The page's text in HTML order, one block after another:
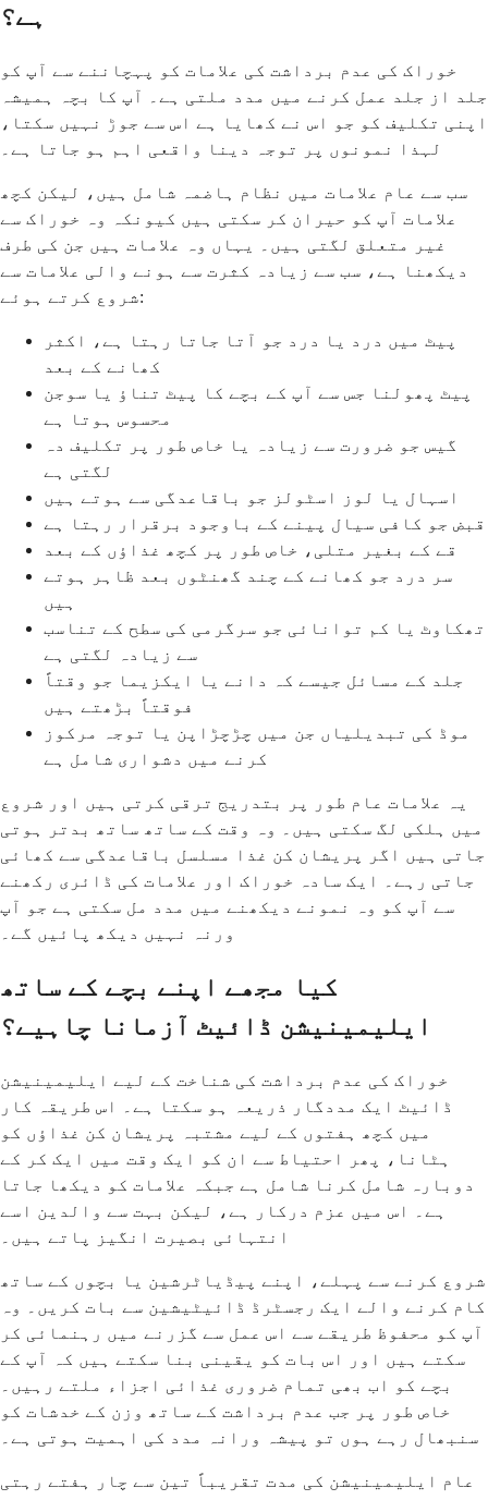
ہے؟
خوراک کی عدم برداشت کی علامات کو پہچاننے سے آپ کو
جلد از جلد عمل کرنے میں مدد ملتی ہے۔ آپ کا بچہ ہمیشہ
اپنی تکلیف کو جو اس نے کھایا ہے اس سے جوڑ نہیں سکتا،
لہذا نمونوں پر توجہ دینا واقعی اہم ہو جاتا ہے۔
سب سے عام علامات میں نظام ہاضمہ شامل ہیں، لیکن کچھ
علامات آپ کو حیران کر سکتی ہیں کیونکہ وہ خوراک سے
غیر متعلق لگتی ہیں۔ یہاں وہ علامات ہیں جن کی طرف
دیکھنا ہے، سب سے زیادہ کثرت سے ہونے والی علامات سے
شروع کرتے ہوئے:
پیٹ میں درد یا درد جو آتا جاتا رہتا ہے، اکثر
کھانے کے بعد
پیٹ پھولنا جس سے آپ کے بچے کا پیٹ تناؤ یا سوجن
محسوس ہوتا ہے
گیس جو ضرورت سے زیادہ یا خاص طور پر تکلیف دہ
لگتی ہے
اسہال یا لوز اسٹولز جو باقاعدگی سے ہوتے ہیں
قبض جو کافی سیال پینے کے باوجود برقرار رہتا ہے
قے کے بغیر متلی، خاص طور پر کچھ غذاؤں کے بعد
سر درد جو کھانے کے چند گھنٹوں بعد ظاہر ہوتے
ہیں
تھکاوٹ یا کم توانائی جو سرگرمی کی سطح کے تناسب
سے زیادہ لگتی ہے
جلد کے مسائل جیسے کہ دانے یا ایکزیما جو وقتاً
فوقتاً بڑھتے ہیں
موڈ کی تبدیلیاں جن میں چڑچڑاپن یا توجہ مرکوز
کرنے میں دشواری شامل ہے
یہ علامات عام طور پر بتدریج ترقی کرتی ہیں اور شروع
میں ہلکی لگ سکتی ہیں۔ وہ وقت کے ساتھ ساتھ بدتر ہوتی
جاتی ہیں اگر پریشان کن غذا مسلسل باقاعدگی سے کھائی
جاتی رہے۔ ایک سادہ خوراک اور علامات کی ڈائری رکھنے
سے آپ کو وہ نمونے دیکھنے میں مدد مل سکتی ہے جو آپ
ورنہ نہیں دیکھ پائیں گے۔
کیا مجھے اپنے بچے کے ساتھ
ایلیمینیشن ڈائیٹ آزمانا چاہیے؟
خوراک کی عدم برداشت کی شناخت کے لیے ایلیمینیشن
ڈائیٹ ایک مددگار ذریعہ ہو سکتا ہے۔ اس طریقہ کار
میں کچھ ہفتوں کے لیے مشتبہ پریشان کن غذاؤں کو
ہٹانا، پھر احتیاط سے ان کو ایک وقت میں ایک کر کے
دوبارہ شامل کرنا شامل ہے جبکہ علامات کو دیکھا جاتا
ہے۔ اس میں عزم درکار ہے، لیکن بہت سے والدین اسے
انتہائی بصیرت انگیز پاتے ہیں۔
شروع کرنے سے پہلے، اپنے پیڈیاٹرشین یا بچوں کے ساتھ
کام کرنے والے ایک رجسٹرڈ ڈائیٹیشین سے بات کریں۔ وہ
آپ کو محفوظ طریقے سے اس عمل سے گزرنے میں رہنمائی کر
سکتے ہیں اور اس بات کو یقینی بنا سکتے ہیں کہ آپ کے
بچے کو اب بھی تمام ضروری غذائی اجزاء ملتے رہیں۔
خاص طور پر جب عدم برداشت کے ساتھ وزن کے خدشات کو
سنبھال رہے ہوں تو پیشہ ورانہ مدد کی اہمیت ہوتی ہے۔
عام ایلیمینیشن کی مدت تقریباً تین سے چار ہفتے رہتی